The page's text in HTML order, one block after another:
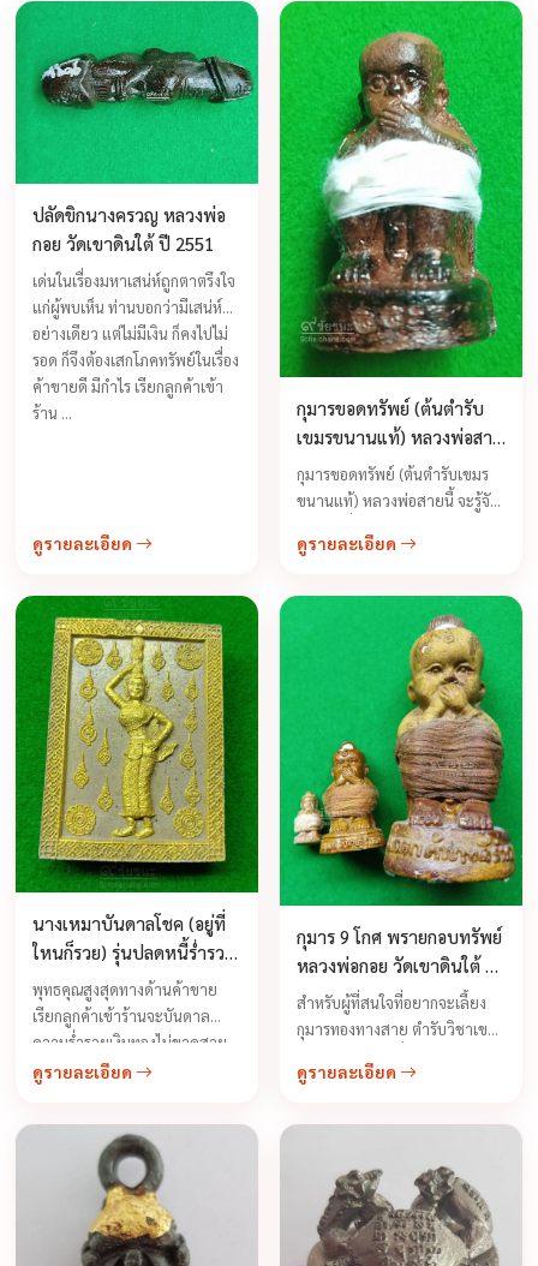
เป็นเรื่องง่ายได้อย่างสบาย ...
ปลัดขิกนางครวญ หลวงพ่อ
กอย วัดเขาดินใต้ ปี 2551
เด่นในเรื่องมหาเสน่ห์ถูกตาตรึงใจ
แก่ผู้พบเห็น ท่านบอกว่ามีเสน่ห์
อย่างเดียว แต่ไม่มีเงิน ก็คงไปไม่
รอด ก็จึงต้องเสกโภคทรัพย์ในเรื่อง
ค้าขายดี มีกำไร เรียกลูกค้าเข้า
ร้าน ...
ดูรายละเอียด
กุมารขอดทรัพย์ (ต้นตำรับ
เขมรขนานแท้) หลวงพ่อสาย
วัดนามวิจิตร
กุมารขอดทรัพย์ (ต้นตำรับเขมร
ขนานแท้) หลวงพ่อสายนี้ จะรู้จัก
ศักดิ์สิทธิ์ความเฮี้ยนของกุมารเป็น
เมตตามหานิยมและเมตตา
ค้าขายเหมาะสำหรับเลี้ยงไว้เรียก
โชคลาภ ค้าขายเรียกลูกค้าเฝ้า
บ้านเรือกสวนไร่นา กันคนมาป้อง
ร้ายทำมิดีมิร้ายแก่เราสามารถมี
ฤทธิ์เป็นพรายกระซิบบอกเหตุร้าย
หรือข่าวดีที่กำลังจะมาถึง บอก
โชคลาภ ...
ดูรายละเอียด
นางเหมาบันดาลโชค (อยู่ที่
ใหนก็รวย) รุ่นปลดหนี้ร่ำรวย
มหาศาล หลวงพ่อสาย
พุทธคุณสูงสุดทางด้านค้าขาย
เรียกลูกค้าเข้าร้านจะบันดาล
ความร่ำรวยเงินทองไม่ขาดสาย
จะทำการค้ามีแต่ความเจริญ
ด้วยข้าวของเงินทองอาหารการ
กินจะอุดมสมบูรณ์ ไม่มีอด มีแต่
รวย มีโชคมีลาภเข้ามาในชีวิตมี
โภคทรัพย์เงินไหลมาเทมา เรียก
ลูกค้าซื้อง่ายขายคล่อง (ค้าขายดี
ลูกค้าเหมาหมด) มีแต่กำไรไม่
ดูรายละเอียด
กุมาร 9 โกศ พรายกอบทรัพย์
หลวงพ่อกอย วัดเขาดินใต้ ปี
2552
สำหรับผู้ที่สนใจที่อยากจะเลี้ยง
กุมารทองทางสาย ตำรับวิชาเขมร
เรื่องความขลังความศักดิ์สิทธิ์
เมตตามหานิยม และเมตตา
ค้าขาย เหมาะสำหรับเลี้ยงไว้
เรียกโชคลาค ...
ดูรายละเอียด